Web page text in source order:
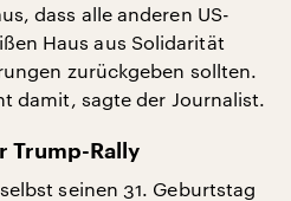
dass alle anderen US-
Haus aus Solidarität
zurückgeben sollten.
damit, sagte der Journalist.
Trump-Rally
seinen 31. Geburtstag